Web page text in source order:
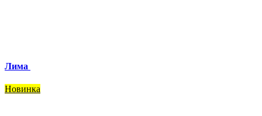
Лима
Новинка